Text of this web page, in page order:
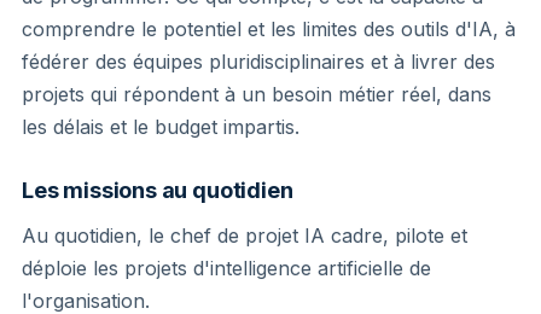
comprendre le potentiel et les limites des outils d'IA, à
fédérer des équipes pluridisciplinaires et à livrer des
projets qui répondent à un besoin métier réel, dans
les délais et le budget impartis.
Les missions au quotidien
Au quotidien, le chef de projet IA cadre, pilote et
déploie les projets d'intelligence artificielle de
l'organisation.